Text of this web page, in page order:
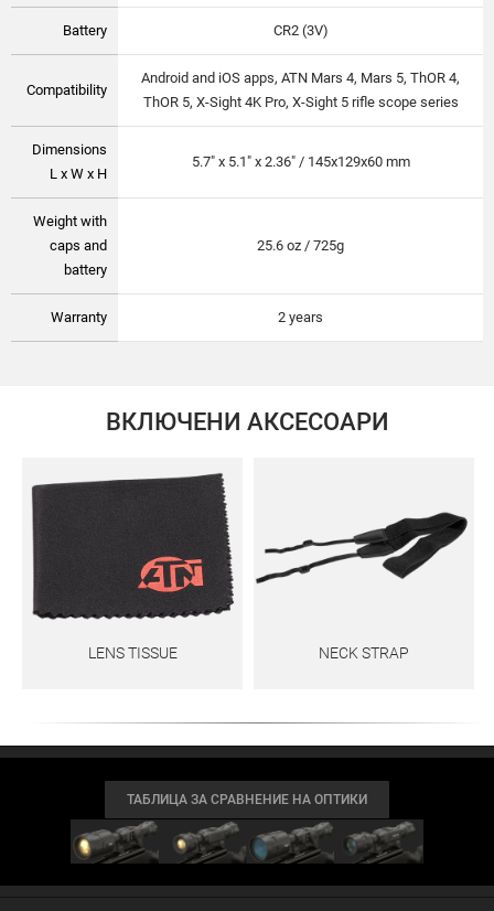
Battery CR2 (3V)
Compatibility
Android and iOS apps, ATN Mars 4, Mars 5, ThOR 4,
ThOR 5, X-Sight 4K Pro, X-Sight 5 rifle scope series
Dimensions
L x W x H
5.7" x 5.1" x 2.36" / 145x129x60 mm
Weight with
caps and
battery
25.6 oz / 725g
Warranty 2 years
ВКЛЮЧЕНИ АКСЕСОАРИ
LENS TISSUE NECK STRAP
ТАБЛИЦА ЗА СРАВНЕНИЕ НА ОПТИКИ